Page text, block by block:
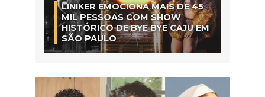
LINIKER EMOCIONA MAIS DE 45
MIL PESSOAS COM SHOW
HISTÓRICO DE BYE BYE CAJU EM
SÃO PAULO